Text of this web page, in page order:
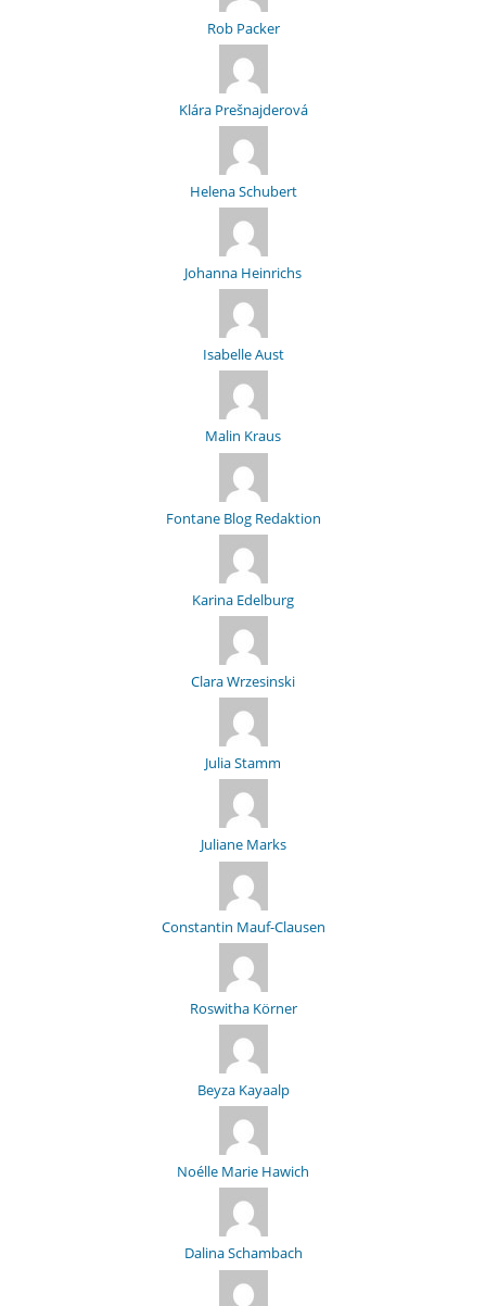
Rob Packer
Klára Prešnajderová
Helena Schubert
Johanna Heinrichs
Isabelle Aust
Malin Kraus
Fontane Blog Redaktion
Karina Edelburg
Clara Wrzesinski
Julia Stamm
Juliane Marks
Constantin Mauf-Clausen
Roswitha Körner
Beyza Kayaalp
Noélle Marie Hawich
Dalina Schambach